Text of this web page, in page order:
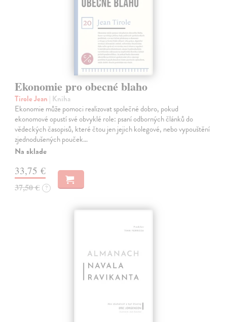
Ekonomie pro obecné blaho
Tirole Jean | Kniha
Ekonomie může pomoci realizovat společné dobro, pokud
ekonomové opustí své obvyklé role: psaní odborných článků do
vědeckých časopisů, které čtou jen jejich kolegové, nebo vypouštění
zjednodušených pouček…
Na sklade
33,75 €
37,50 € ?